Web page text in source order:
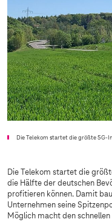
Die Telekom startet die größte 5G-
Die Telekom startet die
die Hälfte der deutschen
profitieren können. Damit
Unternehmen seine
Möglich macht den